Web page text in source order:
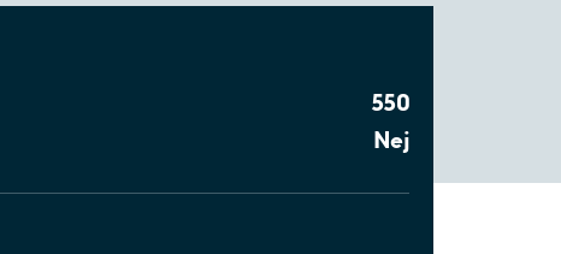
550
Nej